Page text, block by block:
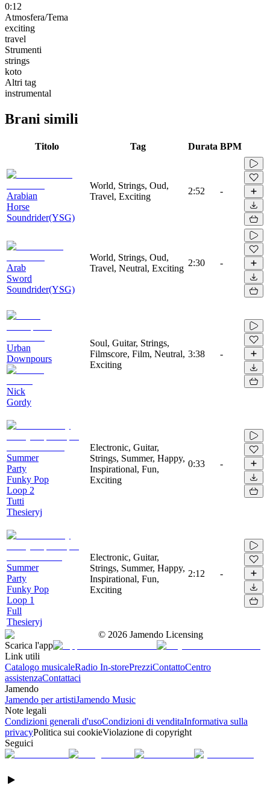
0:12
Atmosfera/Tema
exciting
travel
Strumenti
strings
koto
Altri tag
instrumental
Brani simili
Titolo Tag Durata BPM
Arabian
Horse
Soundrider(YSG)
World, Strings, Oud,
Travel, Exciting
2:52 -
Arab
Sword
Soundrider(YSG)
World, Strings, Oud,
Travel, Neutral, Exciting
2:30 -
Urban
Downpours
Nick
Gordy
Soul, Guitar, Strings,
Filmscore, Film, Neutral,
Exciting
3:38 -
Summer
Party
Funky Pop
Loop 2
Tutti
Thesieryj
Electronic, Guitar,
Strings, Summer, Happy,
Inspirational, Fun,
Exciting
0:33 -
Summer
Party
Funky Pop
Loop 1
Full
Thesieryj
Electronic, Guitar,
Strings, Summer, Happy,
Inspirational, Fun,
Exciting
2:12 -
© 2026 Jamendo Licensing
Scarica l'app
Link utili
Catalogo musicaleRadio In-storePrezziContattoCentro
assistenzaContattaci
Jamendo
Jamendo per artistiJamendo Music
Note legali
Condizioni generali d'usoCondizioni di venditaInformativa sulla
privacyPolitica sui cookieViolazione di copyright
Seguici